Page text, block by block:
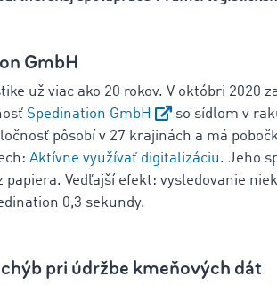
GmbH
už viac ako 20 rokov. V októbri 2020
Spedination GmbH
so sídlom v
pôsobí v 27 krajinách a má
Aktívne využívať digitalizáciu. Jeho
papiera. Vedľajší efekt: vysledovanie
0,3 sekundy.
pri údržbe kmeňových dát